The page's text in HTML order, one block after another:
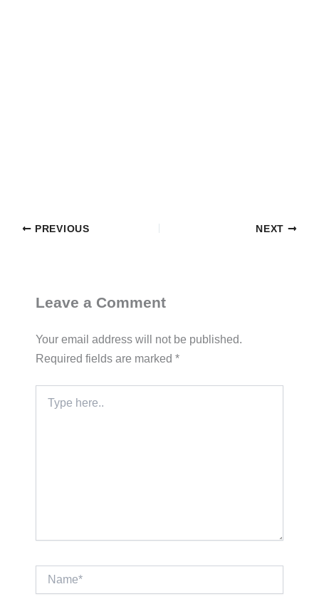
PREVIOUS NEXT
Leave a Comment
Your email address will not be published.
Required fields are marked *
here..